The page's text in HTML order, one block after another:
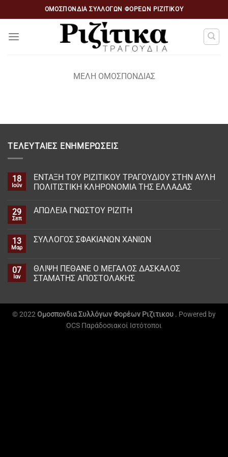
στο
περιεχόμενο
ΟΜΟΣΠΟΝΔΙΑ ΣΥΛΛΌΓΩΝ ΦΟΡΈΩΝ ΡΙΖΙΤΙΚΟΥ
ΜΕΛΗ ΟΜΟΣΠΟΝΔΙΑΣ
ΤΕΛΕΥΤΑΊΕΣ ΕΝΗΜΕΡΏΣΕΙΣ
18
Ιούν
ΕΝΤΑΞΗ ΤΟΥ ΡΙΖΙΤΙΚΟΥ ΤΡΑΓΟΥΔΙΟΥ ΣΤΗΝ ΑΥΛΗ
ΠΟΛΙΤΙΣΤΙΚΗ ΚΛΗΡΟΝΟΜΙΑ ΤΗΣ ΕΛΛΑΔΑΣ
29
Σεπ
ΑΠΩΛΕΙΑ ΓΝΩΣΤΟΥ ΡΙΖΙΤΗ
13
Μαρ
ΣΥΛΛΟΓΟΣ ΣΦΑΚΙΑΝΩΝ ΧΑΝΙΩΝ
07
Ιαν
ΘΛΙΨΗ ΠΕΘΑΝΕ Ο ΜΕΓΑΛΟΣ ΔΑΣΚΑΛΟΣ
ΣΤΑΜΑΤΗΣ ΑΠΟΣΤΟΛΑΚΗΣ
© 2022 Ομοσπονδια Συλλόγων Φορέων Ριζιτικου . Powered by
OCS Παράδοσιακοί Ιστότοποι